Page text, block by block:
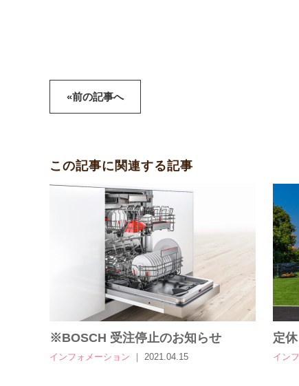
«前の記事へ
この記事に関連する記事
※BOSCH 受注停止のお知らせ
インフォメーション ｜ 2021.04.15
定
イン